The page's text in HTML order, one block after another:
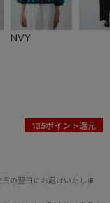
NVY
135ポイント還元
の翌日にお届けいたしま